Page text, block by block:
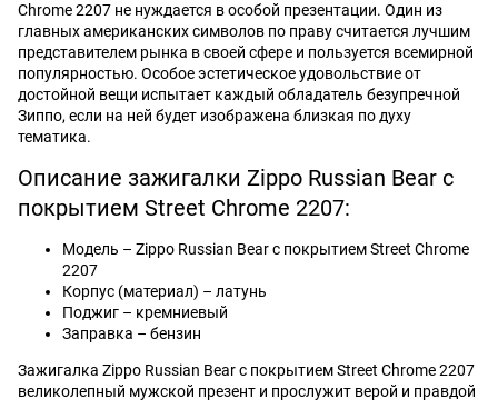
Chrome 2207 не нуждается в особой презентации. Один из
главных американских символов по праву считается лучшим
представителем рынка в своей сфере и пользуется всемирной
популярностью. Особое эстетическое удовольствие от
достойной вещи испытает каждый обладатель безупречной
Зиппо, если на ней будет изображена близкая по духу
тематика.
Описание зажигалки Zippo Russian Bear с
покрытием Street Chrome 2207:
Модель – Zippo Russian Bear с покрытием Street Chrome
2207
Корпус (материал) – латунь
Поджиг – кремниевый
Заправка – бензин
Зажигалка Zippo Russian Bear с покрытием Street Chrome 2207
великолепный мужской презент и прослужит верой и правдой